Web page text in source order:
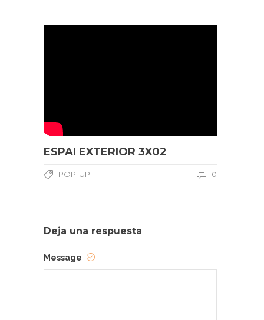
ESPAI EXTERIOR 3X02
POP-UP 0
Deja una respuesta
Message